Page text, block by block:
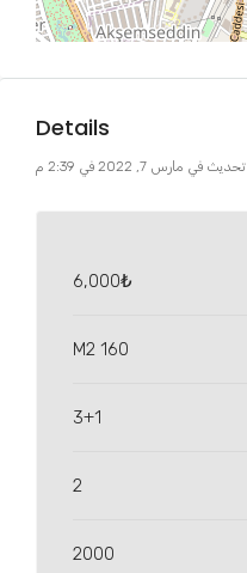
Details
تحديث في مارس 7, 2022 في 2:39 م
6,000₺
160 M2
3+1
2
2000